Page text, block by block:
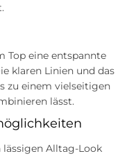
Top eine entspannte
klaren Linien und das
zu einem vielseitigen
lässt.
lässigen Alltag-Look